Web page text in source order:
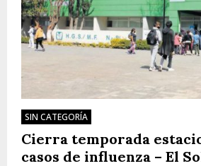
SIN CATEGORÍA
Cierra temporada
casos de influenza – El